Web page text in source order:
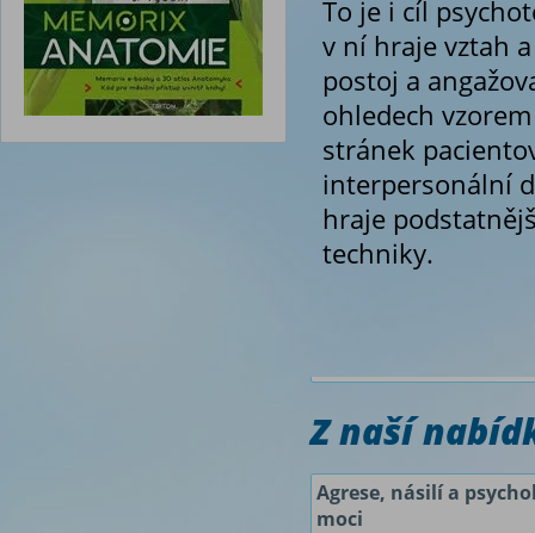
To je i cíl
v ní hraje vztah
postoj a
ohledech
stránek
interpersonální
hraje
techniky.
Z naší
Agrese, násilí a
moci